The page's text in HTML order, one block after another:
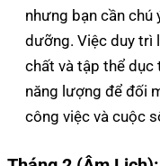
nhưng bạn cần chú
dưỡng. Việc duy trì
chất và tập thể dục
năng lượng để đối
công việc và cuộc